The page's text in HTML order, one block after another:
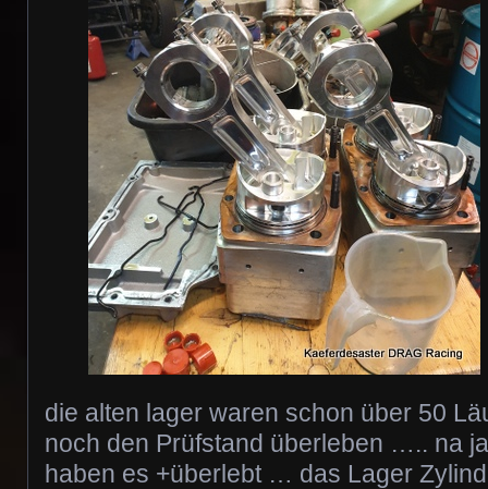
die alten lager waren schon über 50
noch den Prüfstand überleben ….. na
haben es +überlebt … das Lager